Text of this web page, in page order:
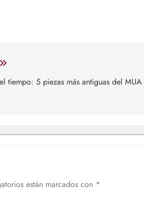
tiempo: 5 piezas más antiguas del MUA
están marcados con *